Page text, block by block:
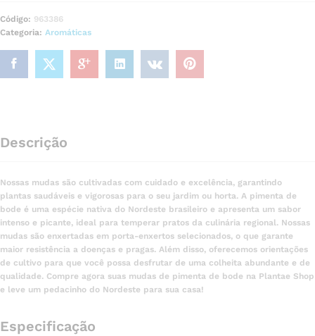
Código: 963386
Categoria: Aromáticas
Descrição
Nossas mudas são cultivadas com cuidado e excelência, garantindo
plantas saudáveis e vigorosas para o seu jardim ou horta. A pimenta de
bode é uma espécie nativa do Nordeste brasileiro e apresenta um sabor
intenso e picante, ideal para temperar pratos da culinária regional. Nossas
mudas são enxertadas em porta-enxertos selecionados, o que garante
maior resistência a doenças e pragas. Além disso, oferecemos orientações
de cultivo para que você possa desfrutar de uma colheita abundante e de
qualidade. Compre agora suas mudas de pimenta de bode na Plantae Shop
e leve um pedacinho do Nordeste para sua casa!
Especificação